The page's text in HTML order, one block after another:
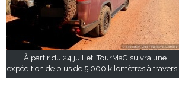
À partir du 24 juillet, TourMaG suivra une
expédition de plus de 5 000 kilomètres à travers...